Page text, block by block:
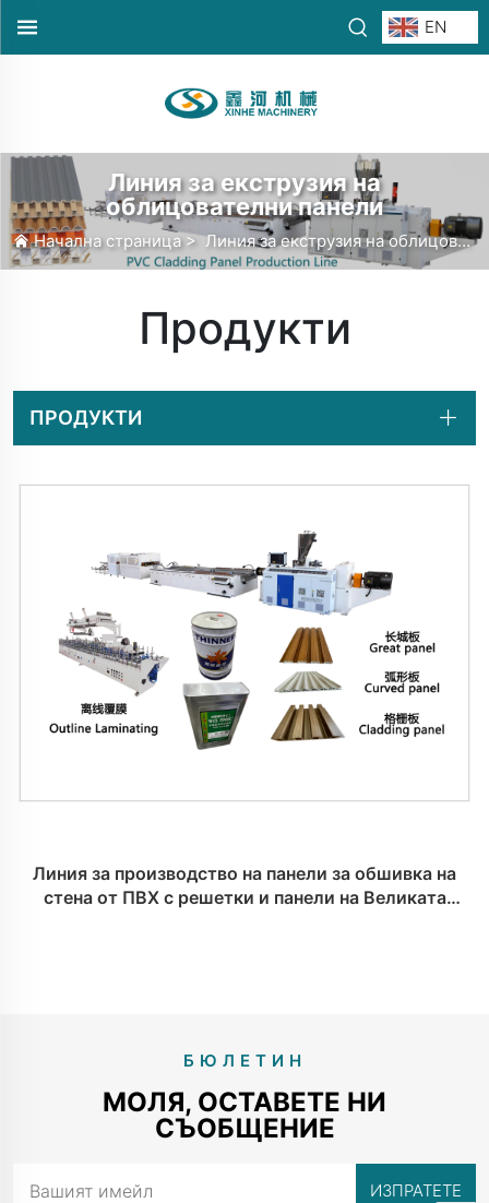
EN
Линия за екструзия на
облицователни панели
Начална страница>Линия за екструзия на облицователни панели
Продукти
ПРОДУКТИ
Линия за производство на панели за обшивка на
стена от ПВХ с решетки и панели на Великата
БЮЛЕТИН
МОЛЯ, ОСТАВЕТЕ НИ
СЪОБЩЕНИЕ